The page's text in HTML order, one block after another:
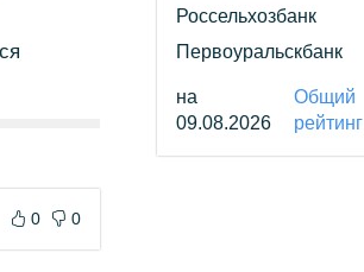
0 0
Россельхозбанк
Первоуральскбанк
на
09.08.2026
Общий
рейтинг